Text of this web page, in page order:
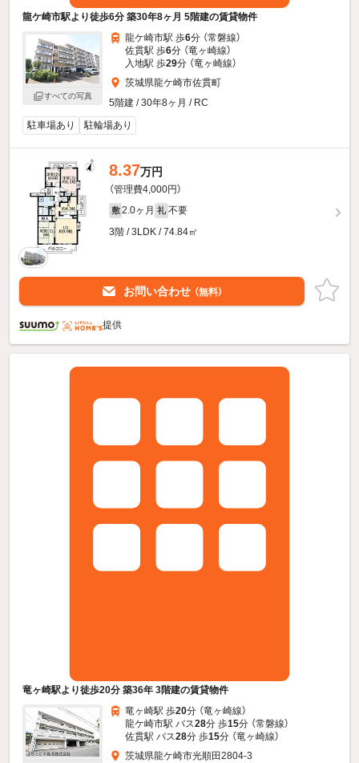
龍ケ崎市駅より徒歩6分 築30年8ヶ月 5階建の賃貸物件
すべての写真
龍ケ崎市駅 歩6分 （常磐線）
佐貫駅 歩6分 （竜ヶ崎線）
入地駅 歩29分 （竜ヶ崎線）
茨城県龍ケ崎市佐貫町
5階建 / 30年8ヶ月 / RC
駐車場あり
駐輪場あり
8.37万円
（管理費4,000円）
敷 2.0ヶ月 礼 不要
3階 / 3LDK / 74.84㎡
お問い合わせ （無料）
提供
竜ヶ崎駅より徒歩20分 築36年 3階建の賃貸物件
竜ヶ崎駅 歩20分 （竜ヶ崎線）
龍ケ崎市駅 バス28分 歩15分 （常磐線）
佐貫駅 バス28分 歩15分 （竜ヶ崎線）
茨城県龍ケ崎市光順田2804-3